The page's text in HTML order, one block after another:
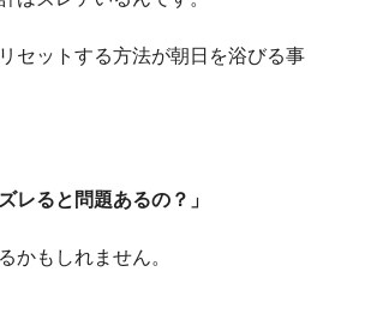
セットする方法が朝日を浴びる事
レると問題あるの？」
かもしれません。